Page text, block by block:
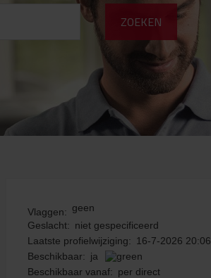
Vlaggen: geen
Geslacht: niet gespecificeerd
Laatste profielwijziging: 16-7-2026 20:06
Beschikbaar: ja
Beschikbaar vanaf: per direct